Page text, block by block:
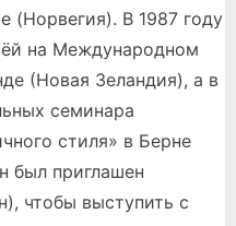
(Норвегия). В 1987 году
на Международном
(Новая Зеландия), а в
семинара
стиля» в Берне
был приглашен
чтобы выступить с